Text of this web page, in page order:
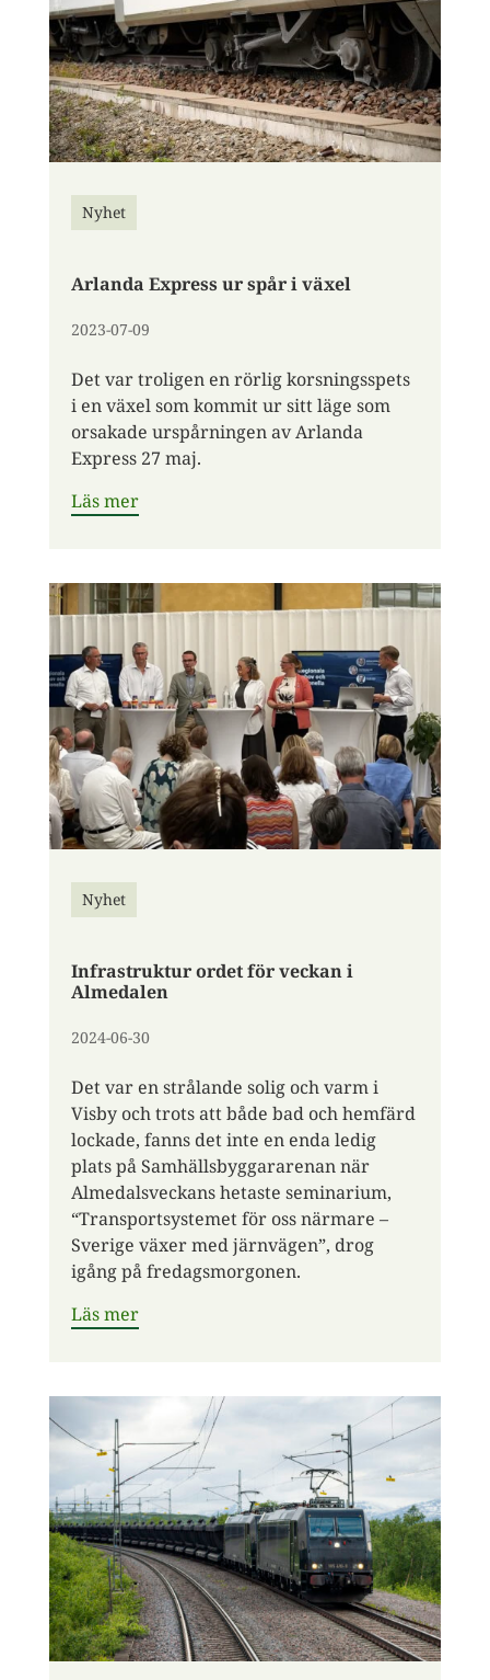
Nyhet
Arlanda Express ur spår i växel
2023-07-09
Det var troligen en rörlig korsningsspets
i en växel som kommit ur sitt läge som
orsakade urspårningen av Arlanda
Express 27 maj.
Läs mer
Nyhet
Infrastruktur ordet för veckan i
Almedalen
2024-06-30
Det var en strålande solig och varm i
Visby och trots att både bad och hemfärd
lockade, fanns det inte en enda ledig
plats på Samhällsbyggararenan när
Almedalsveckans hetaste seminarium,
“Transportsystemet för oss närmare –
Sverige växer med järnvägen”, drog
igång på fredagsmorgonen.
Läs mer